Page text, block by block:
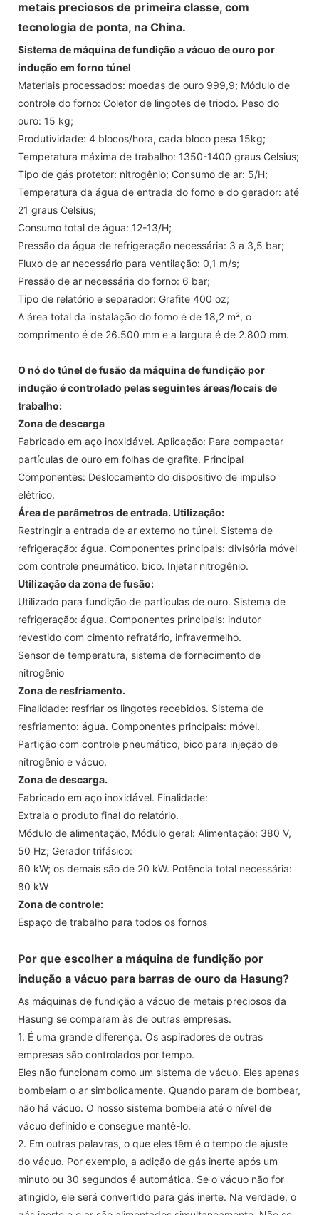
metais preciosos de primeira classe, com
tecnologia de ponta, na China.
Sistema de máquina de fundição a vácuo de ouro por
indução em forno túnel
Materiais processados: moedas de ouro 999,9; Módulo de
controle do forno: Coletor de lingotes de triodo. Peso do
ouro: 15 kg;
Produtividade: 4 blocos/hora, cada bloco pesa 15kg;
Temperatura máxima de trabalho: 1350-1400 graus Celsius;
Tipo de gás protetor: nitrogênio; Consumo de ar: 5/H;
Temperatura da água de entrada do forno e do gerador: até
21 graus Celsius;
Consumo total de água: 12-13/H;
Pressão da água de refrigeração necessária: 3 a 3,5 bar;
Fluxo de ar necessário para ventilação: 0,1 m/s;
Pressão de ar necessária do forno: 6 bar;
Tipo de relatório e separador: Grafite 400 oz;
A área total da instalação do forno é de 18,2 m², o
comprimento é de 26.500 mm e a largura é de 2.800 mm.
O nó do túnel de fusão da máquina de fundição por
indução é controlado pelas seguintes áreas/locais de
trabalho:
Zona de descarga
Fabricado em aço inoxidável. Aplicação: Para compactar
partículas de ouro em folhas de grafite. Principal
Componentes: Deslocamento do dispositivo de impulso
elétrico.
Área de parâmetros de entrada. Utilização:
Restringir a entrada de ar externo no túnel. Sistema de
refrigeração: água. Componentes principais: divisória móvel
com controle pneumático, bico. Injetar nitrogênio.
Utilização da zona de fusão:
Utilizado para fundição de partículas de ouro. Sistema de
refrigeração: água. Componentes principais: indutor
revestido com cimento refratário, infravermelho.
Sensor de temperatura, sistema de fornecimento de
nitrogênio
Zona de resfriamento.
Finalidade: resfriar os lingotes recebidos. Sistema de
resfriamento: água. Componentes principais: móvel.
Partição com controle pneumático, bico para injeção de
nitrogênio e vácuo.
Zona de descarga.
Fabricado em aço inoxidável. Finalidade:
Extraia o produto final do relatório.
Módulo de alimentação, Módulo geral: Alimentação: 380 V,
50 Hz; Gerador trifásico:
60 kW; os demais são de 20 kW. Potência total necessária:
80 kW
Zona de controle:
Espaço de trabalho para todos os fornos
Por que escolher a máquina de fundição por
indução a vácuo para barras de ouro da Hasung?
As máquinas de fundição a vácuo de metais preciosos da
Hasung se comparam às de outras empresas.
1. É uma grande diferença. Os aspiradores de outras
empresas são controlados por tempo.
Eles não funcionam como um sistema de vácuo. Eles apenas
bombeiam o ar simbolicamente. Quando param de bombear,
não há vácuo. O nosso sistema bombeia até o nível de
vácuo definido e consegue mantê-lo.
2. Em outras palavras, o que eles têm é o tempo de ajuste
do vácuo. Por exemplo, a adição de gás inerte após um
minuto ou 30 segundos é automática. Se o vácuo não for
atingido, ele será convertido para gás inerte. Na verdade, o